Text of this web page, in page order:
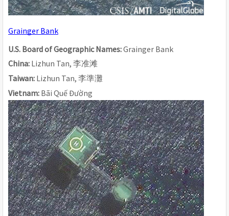
Grainger Bank
U.S. Board of Geographic Names: Grainger Bank
China: Lizhun Tan, 李准滩
Taiwan: Lizhun Tan, 李準灘
Vietnam: Bãi Quế Đường